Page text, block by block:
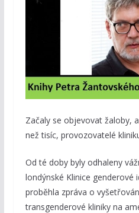
Začaly se objevovat žaloby,
než tisíc, provozovatelé
Od té doby byly odhaleny
londýnské Klinice genderové
proběhla zpráva o
transgenderové kliniky na